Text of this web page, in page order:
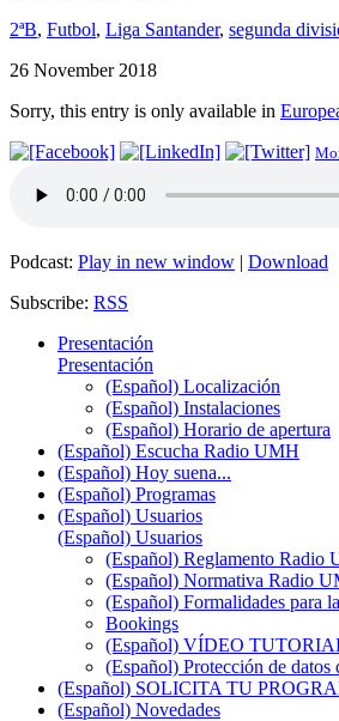
2ªB, Futbol, Liga Santander, segunda
26 November 2018
Sorry, this entry is only available in
Podcast: Play in new window | Download
Subscribe: RSS
Presentación
Presentación
(Español) Localización
(Español) Instalaciones
(Español) Horario de apertura
(Español) Escucha Radio UMH
(Español) Hoy suena...
(Español) Programas
(Español) Usuarios
(Español) Usuarios
(Español) Reglamento Radio
(Español) Normativa Radio
(Español) Formalidades para
Bookings
(Español) VÍDEO
(Español) Protección de
(Español) SOLICITA TU
(Español) Novedades